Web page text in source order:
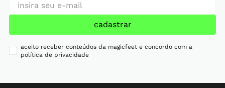
cadastrar
aceito receber conteúdos da magicfeet e concordo com a
política de privacidade